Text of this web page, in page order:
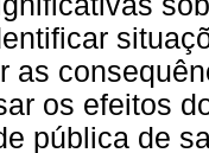
as
os efeitos
pública de